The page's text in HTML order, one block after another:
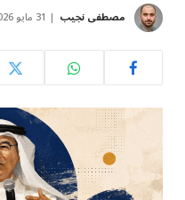
مصطفى نجيب 31 مايو 2026